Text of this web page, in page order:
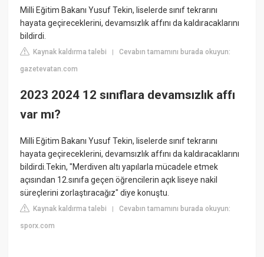
Milli Eğitim Bakanı Yusuf Tekin, liselerde sınıf tekrarını
hayata geçireceklerini, devamsızlık affını da kaldıracaklarını
bildirdi.
Kaynak kaldırma talebi |Cevabın tamamını burada okuyun:
gazetevatan.com
2023 2024 12 sınıflara devamsızlık affı
var mı?
Milli Eğitim Bakanı Yusuf Tekin, liselerde sınıf tekrarını
hayata geçireceklerini, devamsızlık affını da kaldıracaklarını
bildirdi.Tekin, "Merdiven altı yapılarla mücadele etmek
açısından 12.sınıfa geçen öğrencilerin açık liseye nakil
süreçlerini zorlaştıracağız" diye konuştu.
Kaynak kaldırma talebi |Cevabın tamamını burada okuyun:
sporx.com